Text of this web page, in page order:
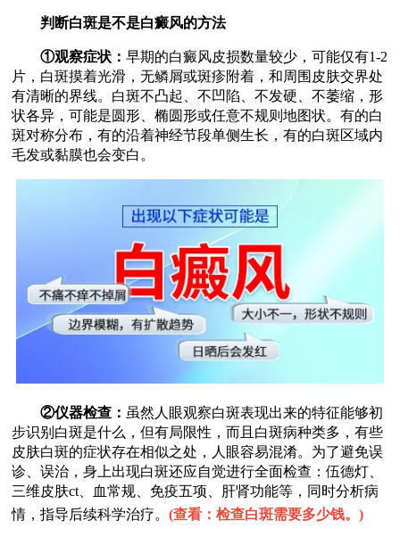
判断白斑是不是白癜风的方法
①观察症状：早期的白癜风皮损数量较少，可能仅有1-2
片，白斑摸着光滑，无鳞屑或斑疹附着，和周围皮肤交界处
有清晰的界线。白斑不凸起、不凹陷、不发硬、不萎缩，形
状各异，可能是圆形、椭圆形或任意不规则地图状。有的白
斑对称分布，有的沿着神经节段单侧生长，有的白斑区域内
毛发或黏膜也会变白。
②仪器检查： 虽然人眼观察白斑表现出来的特征能够初
步识别白斑是什么，但有局限性，而且白斑病种类多，有些
皮肤白斑的症状存在相似之处，人眼容易混淆。为了避免误
诊、误治，身上出现白斑还应自觉进行全面检查：伍德灯、
三维皮肤ct、血常规、免疫五项、肝肾功能等，同时分析病
情，指导后续科学治疗。(查看：检查白斑需要多少钱。)